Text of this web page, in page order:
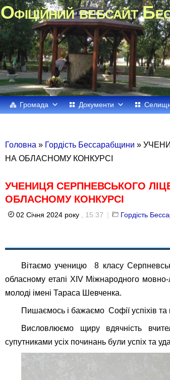
Офіційний вебсайт
Громада Документи
Головна » Гордість Бессарабщини »
НА ОБЛАСНОМУ КОНКУРСІ
УЧЕНИЦЯ СЕРПНЕВСЬКОГО
ОБЛАСНОМУ КОНКУРСІ
02 Січня 2024 року , 15:37 | Гордість
Вітаємо ученицю 8 класу
обласному етапі ХІV Міжнародного мовно-
молоді імені Тараса Шевченка.
Пишаємось і бажаємо Софії успіхів та
Висловлюємо щиру вдячність
супутниками усіх починань були успіх та